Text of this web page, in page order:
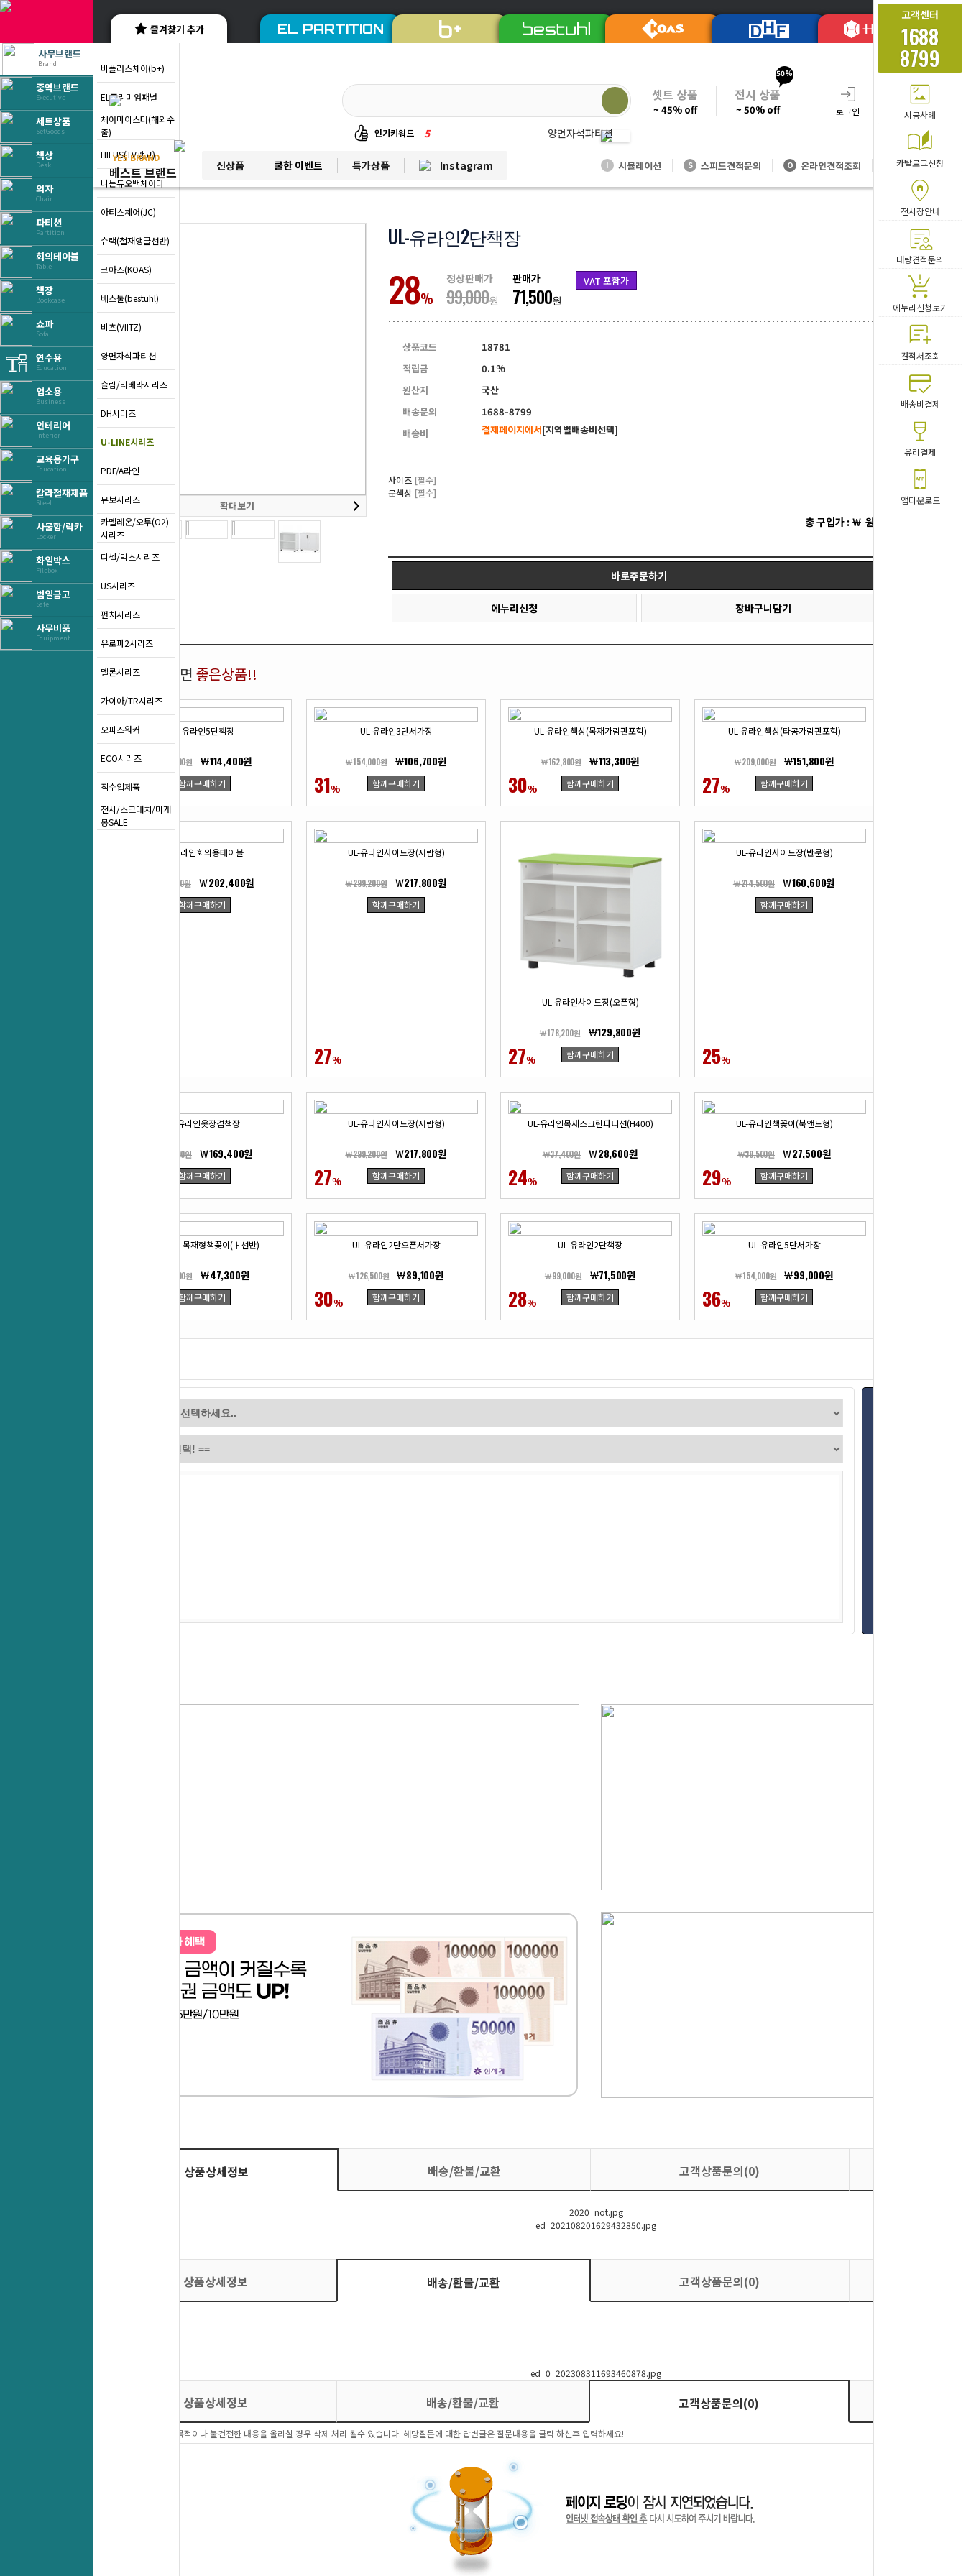
고객센터
1688
8799
시공사례
카탈로그신청
전시장안내
대량견적문의
에누리신청보기
견적서조회
배송비결제
유리결제
앱다운로드
사무브랜드
Brand
중역브랜드
Executive
세트상품
SetGoods
책상
Desk
의자
Chair
파티션
Partition
회의테이블
Table
책장
Bookcase
쇼파
Sofa
연수용
Education
업소용
Business
인테리어
Interior
교육용가구
Education
칼라철재제품
Steel
사물함/락카
Locker
화일박스
Filebox
범일금고
Safe
사무비품
Equipment
비플러스체어(b+)
EL프리미엄패널
체어마이스터(해외수
출)
HIFUS(TV광고)
나는듀오백체어다
아티스체어(JC)
슈랙(철재앵글선반)
코아스(KOAS)
베스툴(bestuhl)
비츠(VIITZ)
양면자석파티션
슬림/리베라시리즈
DH시리즈
U-LINE시리즈
PDF/A라인
뮤보시리즈
카멜레온/오투(O2)
시리즈
디셀/믹스시리즈
US시리즈
펀치시리즈
유로파2시리즈
멜론시리즈
가이아/TR시리즈
오피스워커
ECO시리즈
직수입제품
전시/스크래치/미개
봉SALE
즐겨찾기 추가 EL PARTITION
인기키워드
5
양면자석파티션
6
퀸즈중역책상
듀오백체어
1
칼라철재
3
세트상품
셋트 상품
~ 45% off
50%
전시 상품
~ 50% off 로그인 주문조회
YES BRAND
베스트 브랜드 신상품 쿨한 이벤트 특가상품 Instagram I 시뮬레이션 S 스피드견적문의 O 온라인견적조회 대량방문견적
확대보기
UL-유라인2단책장
28%
정상판매가
99,000원
판매가
71,500원
VAT 포함가
상품코드
18781
적립금
0.1%
원산지
국산
배송문의
1688-8799
배송비
결제페이지에서[지역별배송비선택]
사이즈 [필수]
문색상 [필수]
총 구입가 : ￦ 원
바로주문하기
에누리신청 장바구니담기
카테고리
함께 구매하면 좋은상품!!
31%
UL-유라인5단책장
￦165,000원 ￦114,400원
함께구매하기 31%
UL-유라인3단서가장
￦154,000원 ￦106,700원
함께구매하기 30%
UL-유라인책상(목재가림판포함)
￦162,800원 ￦113,300원
함께구매하기 27%
UL-유라인책상(타공가림판포함)
￦209,000원 ￦151,800원
함께구매하기
UL-유라인회의용테이블
￦277,200원 ￦202,400원
함께구매하기
27%
UL-유라인사이드장(서랍형)
￦299,200원 ￦217,800원
함께구매하기
27%
UL-유라인사이드장(오픈형)
￦178,200원 ￦129,800원
함께구매하기 25%
UL-유라인사이드장(반문형)
￦214,500원 ￦160,600원
함께구매하기
UL-유라인옷장겸책장
￦232,100원 ￦169,400원
함께구매하기 27%
UL-유라인사이드장(서랍형)
￦299,200원 ￦217,800원
함께구매하기 24%
UL-유라인목재스크린파티션(H400)
￦37,400원 ￦28,600원
함께구매하기 29%
UL-유라인책꽂이(북앤드형)
￦38,500원 ￦27,500원
함께구매하기
UL-유라인 목재형책꽂이(ㅏ선반)
￦64,900원 ￦47,300원
함께구매하기 30%
UL-유라인2단오픈서가장
￦126,500원 ￦89,100원
함께구매하기 28%
UL-유라인2단책장
￦99,000원 ￦71,500원
함께구매하기 36%
UL-유라인5단서가장
￦154,000원 ￦99,000원
함께구매하기
상품상세정보 배송/환불/교환 고객상품문의(0)
상품상세정보 배송/환불/교환 고객상품문의(0)
상품상세정보 배송/환불/교환 고객상품문의(0)
상품문의 이외에 다른목적이나 불건전한 내용을 올리실 경우 삭제 처리 될수 있습니다. 해당질문에 대한 답변글은 질문내용을 클릭 하신후 입력하세요!